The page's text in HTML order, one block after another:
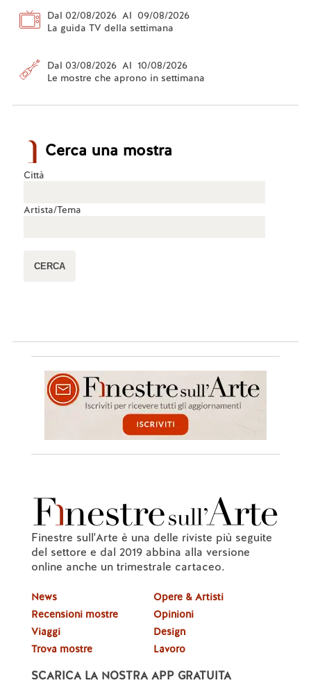
Dal 02/08/2026 Al 09/08/2026
La guida TV della settimana
Dal 03/08/2026 Al 10/08/2026
Le mostre che aprono in settimana
Cerca una mostra
Città
Artista/Tema
Finestre sull'Arte è una delle riviste più seguite
del settore e dal 2019 abbina alla versione
online anche un trimestrale cartaceo.
News
Recensioni mostre
Viaggi
Trova mostre
Opere & Artisti
Opinioni
Design
Lavoro
SCARICA LA NOSTRA APP GRATUITA